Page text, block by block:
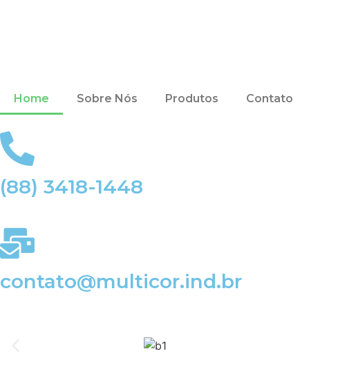
Home Sobre Nós Produtos Contato
(88) 3418-1448
contato@multicor.ind.br